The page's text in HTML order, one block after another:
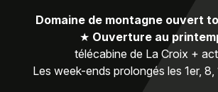
Domaine de montagne ouvert
★ Ouverture au
télécabine de La Croix +
Les week-ends prolongés les 1er,